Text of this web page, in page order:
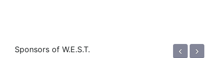
Sponsors of W.E.S.T. ‹ ›